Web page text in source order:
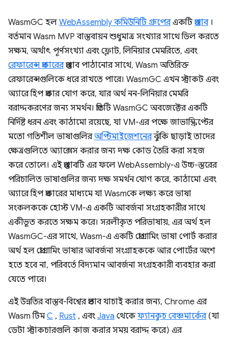
WasmGC হল WebAssembly কমিউনিটি গ্রুপেরএকটিপ্রস্তাব।
বর্তমান Wasm MVP বাস্তবায়ন শুধুমাত্র সংখ্যার সাথে ডিল করতে
সক্ষম, অর্থাৎ পূর্ণসংখ্যা এবং ফ্লোট, লিনিয়ার মেমরিতে, এবং
রেফারেন্স প্রকারেরপ্রস্তাব পাঠানোর সাথে, Wasm অতিরিক্ত
রেফারেন্সগুলিকে ধরে রাখতে পারে। WasmGC এখন স্ট্রাকট এবং
অ্যারে হিপ প্রকার যোগ করে, যার অর্থ নন-লিনিয়ার মেমরি
বরাদ্দকরণের জন্য সমর্থন। প্রতিটি WasmGC অবজেক্টের একটি
নির্দিষ্ট ধরন এবং কাঠামো রয়েছে, যা VM-এর পক্ষে জাভাস্ক্রিপ্টের
মতো গতিশীল ভাষাগুলিরঅপ্টিমাইজেশনেরঝুঁকি ছাড়াই তাদের
ক্ষেত্রগুলিতে অ্যাক্সেস করার জন্য দক্ষ কোড তৈরি করা সহজ
করে তোলে। এই প্রস্তাবটি এর ফলে WebAssembly-এ উচ্চ-স্তরের
পরিচালিত ভাষাগুলির জন্য দক্ষ সমর্থন যোগ করে, কাঠামো এবং
অ্যারে হিপ প্রকারের মাধ্যমে যা Wasmকে লক্ষ্য করে ভাষা
সংকলককে হোস্ট VM-এ একটি আবর্জনা সংগ্রহকারীর সাথে
একীভূত করতে সক্ষম করে। সরলীকৃত পরিভাষায়, এর অর্থ হল
WasmGC-এর সাথে, Wasm-এ একটি প্রোগ্রামিং ভাষা পোর্ট করার
অর্থ হল প্রোগ্রামিং ভাষার আবর্জনা সংগ্রাহককে আর পোর্টের অংশ
হতে হবে না, পরিবর্তে বিদ্যমান আবর্জনা সংগ্রহকারী ব্যবহার করা
যেতে পারে।
এই উন্নতির বাস্তব-বিশ্বের প্রভাব যাচাই করার জন্য, Chrome এর
Wasm টিম C , Rust , এবং Java থেকেফ্যানকুচ বেঞ্চমার্কের(যা
ডেটা স্ট্রাকচারগুলি কাজ করার সময় বরাদ্দ করে) এর